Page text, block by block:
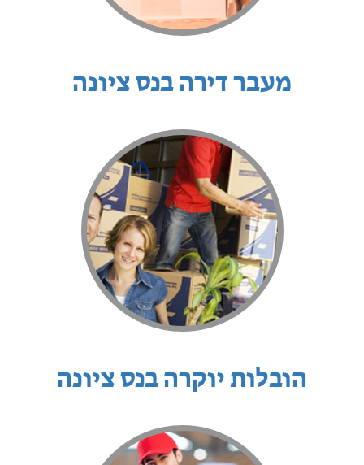
מעבר דירה בנס ציונה
הובלות יוקרה בנס ציונה